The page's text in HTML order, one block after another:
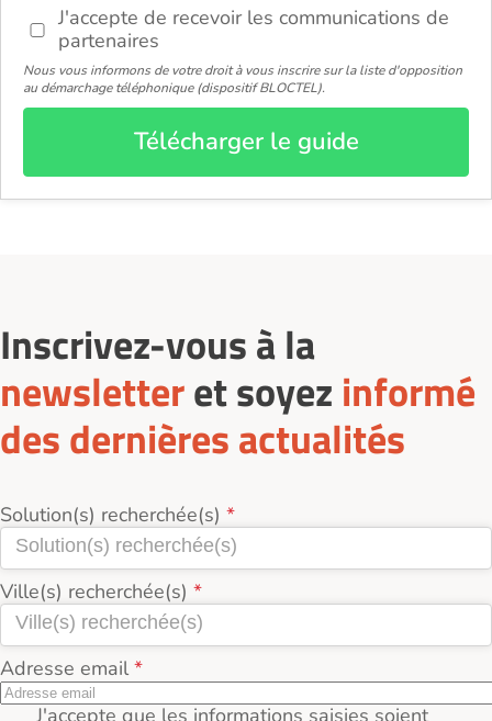
J'accepte de recevoir les communications de
partenaires
Nous vous informons de votre droit à vous inscrire sur la liste d'opposition
au démarchage téléphonique (dispositif BLOCTEL).
Télécharger le guide
Inscrivez-vous à la
newsletteret soyez informé
des dernières actualités
Solution(s) recherchée(s)
Ville(s) recherchée(s)
Adresse email